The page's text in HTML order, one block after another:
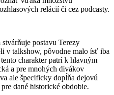
relácií či cez podcasty.
postavu Terezy
v talkshow, pôvodne malo ísť iba
charakter patrí k hlavným
a pre mnohých divákov
ale špecificky dopĺňa dejovú
dané historické obdobie.